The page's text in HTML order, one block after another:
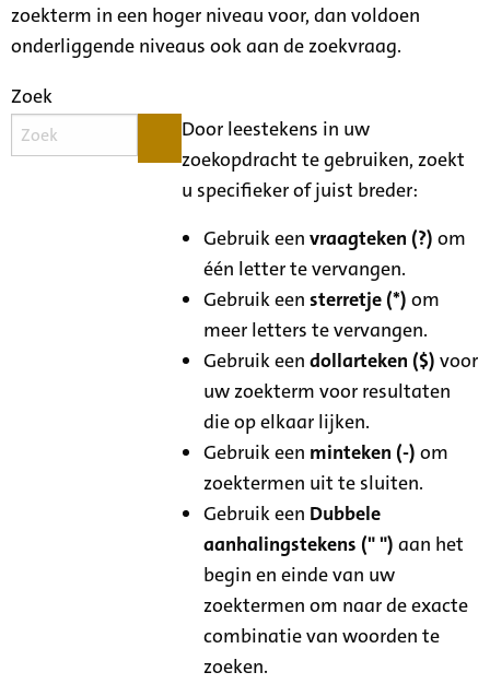
zoekterm in een hoger niveau voor, dan voldoen
onderliggende niveaus ook aan de zoekvraag.
Zoek
Door leestekens in uw
zoekopdracht te gebruiken, zoekt
u specifieker of juist breder:
Gebruik eenvraagteken (?) om
één letter te vervangen.
Gebruik eensterretje (*) om
meer letters te vervangen.
Gebruik eendollarteken ($) voor
uw zoekterm voor resultaten
die op elkaar lijken.
Gebruik een minteken (-) om
zoektermen uit te sluiten.
Gebruik een Dubbele
aanhalingstekens (" ") aan het
begin en einde van uw
zoektermen om naar de exacte
combinatie van woorden te
zoeken.